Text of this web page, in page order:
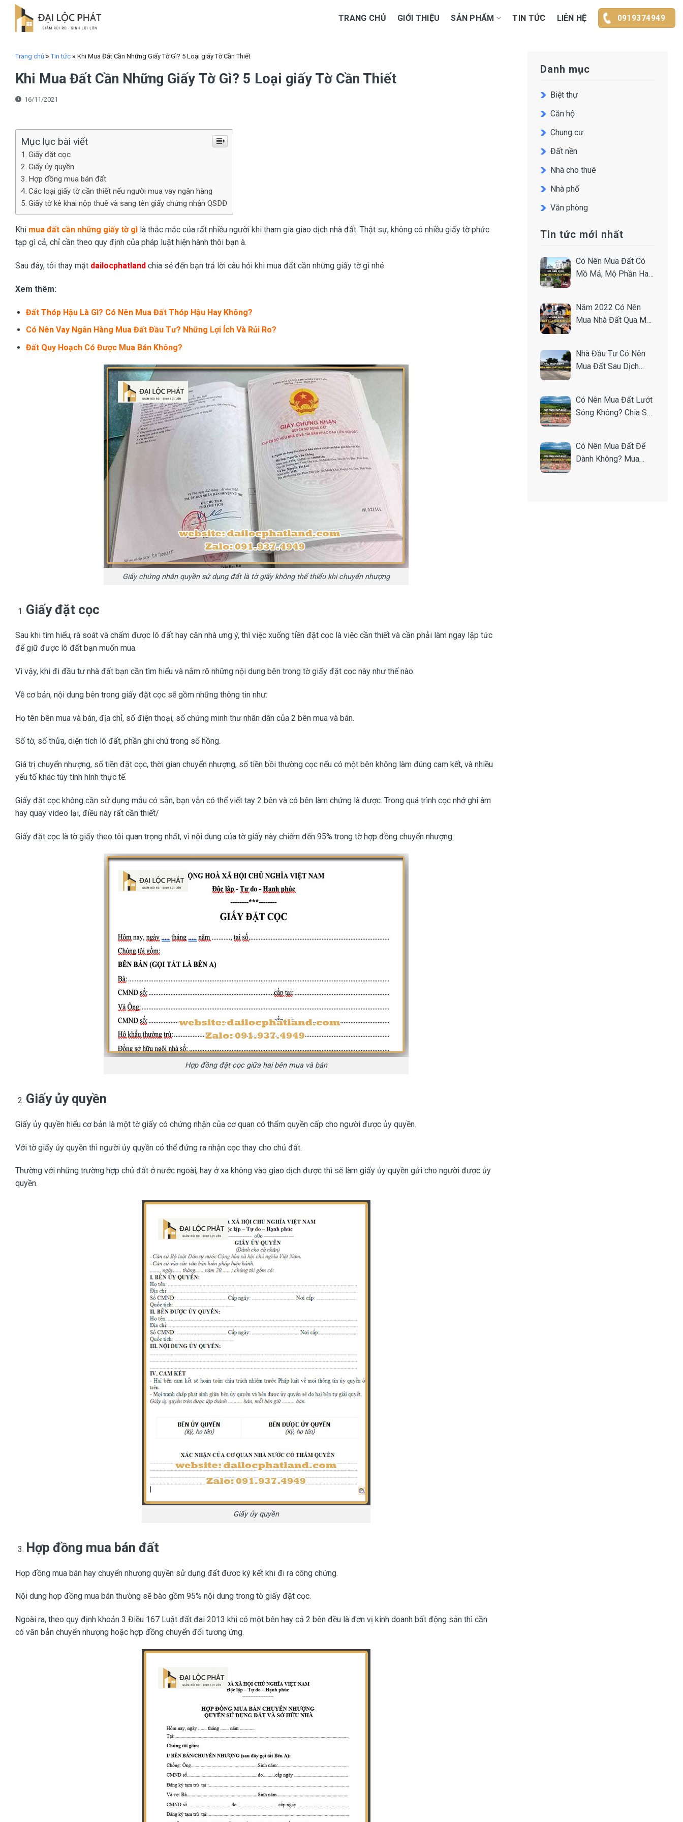
Skip
content
TRANG CHỦ GIỚI THIỆU SẢN PHẨM TIN TỨC LIÊN HỆ 0919374949
Trang chủ »Tin tức » Khi Mua Đất Cần Những Giấy Tờ Gì? 5 Loại giấy Tờ Cần Thiết
Khi Mua Đất Cần Những Giấy Tờ Gì? 5 Loại giấy Tờ Cần Thiết
16/11/2021
Mục lục bài viết
Giấy đặt cọc
Giấy ủy quyền
Hợp đồng mua bán đất
Các loại giấy tờ cần thiết nếu người mua vay ngân hàng
Giấy tờ kê khai nộp thuế và sang tên giấy chứng nhận QSDĐ
Khi mua đất cần những giấy tờ gì là thắc mắc của rất nhiều người khi tham gia giao dịch nhà đất. Thật sự, không có nhiều giấy tờ phức
tạp gì cả, chỉ cần theo quy định của pháp luật hiện hành thôi bạn à.
Sau đây, tôi thay mặt dailocphatland chia sẻ đến bạn trả lời câu hỏi khi mua đất cần những giấy tờ gì nhé.
Xem thêm:
Đất Thóp Hậu Là Gì? Có Nên Mua Đất Thóp Hậu Hay Không?
Có Nên Vay Ngân Hàng Mua ĐấtĐầu Tư? Những Lợi Ích Và Rủi Ro?
Đất Quy Hoạch Có Được Mua Bán Không?
Giấy chứng nhân quyền sử dụng đất là tờ giấy không thể thiếu khi chuyển nhượng
Giấy đặt cọc
Sau khi tìm hiểu, rà soát và chấm được lô đất hay căn nhà ưng ý, thì việc xuống tiền đặt cọc là việc cần thiết và cần phải làm ngay lập tức
để giữ được lô đất bạn muốn mua.
Vì vậy, khi đi đầu tư nhà đất bạn cần tìm hiểu và nắm rõ những nội dung bên trong tờ giấy đặt cọc này như thế nào.
Về cơ bản, nội dung bên trong giấy đặt cọc sẽ gồm những thông tin như:
Họ tên bên mua và bán, địa chỉ, số điện thoại, số chứng minh thư nhân dân của 2 bên mua và bán.
Số tờ, số thửa, diện tích lô đất, phần ghi chú trong sổ hồng.
Giá trị chuyển nhượng, số tiền đặt cọc, thời gian chuyển nhượng, số tiền bồi thường cọc nếu có một bên không làm đúng cam kết, và nhiều
yếu tố khác tùy tình hình thực tế.
Giấy đặt cọc không cần sử dụng mẫu có sẵn, bạn vẫn có thể viết tay 2 bên và có bên làm chứng là được. Trong quá trình cọc nhớ ghi âm
hay quay video lại, điều này rất cần thiết/
Giấy đặt cọc là tờ giấy theo tôi quan trọng nhất, vì nội dung của tờ giấy này chiếm đến 95% trong tờ hợp đồng chuyển nhượng.
Hợp đồng đặt cọc giữa hai bên mua và bán
Giấy ủy quyền
Giấy ủy quyền hiểu cơ bản là một tờ giấy có chứng nhận của cơ quan có thẩm quyền cấp cho người được ủy quyền.
Với tờ giấy ủy quyền thì người ủy quyền có thể đứng ra nhận cọc thay cho chủ đất.
Thường với những trường hợp chủ đất ở nước ngoài, hay ở xa không vào giao dịch được thì sẽ làm giấy ủy quyền gửi cho người được ủy
quyền.
Giấy ủy quyền
Hợp đồng mua bán đất
Hợp đồng mua bán hay chuyển nhượng quyền sử dụng đất được ký kết khi đi ra công chứng.
Nội dung hợp đồng mua bán thường sẽ bào gồm 95% nội dung trong tờ giấy đặt cọc.
Ngoài ra, theo quy định khoản 3 Điều 167 Luật đất đai 2013 khi có một bên hay cả 2 bên đều là đơn vị kinh doanh bất động sản thì cần
có văn bản chuyển nhượng hoặc hợp đồng chuyển đổi tương ứng.
Danh mục
Biệt thự
Căn hộ
Chung cư
Đất nền
Nhà cho thuê
Nhà phố
Văn phòng
Tin tức mới nhất
Có Nên Mua Đất Có
Mồ Mả, Mộ Phần Hay
Năm 2022 Có Nên
Mua Nhà Đất Qua Môi
Nhà Đầu Tư Có Nên
Mua Đất Sau Dịch
Có Nên Mua Đất Lướt
Sóng Không? Chia Sẻ
Có Nên Mua Đất Để
Dành Không? Mua